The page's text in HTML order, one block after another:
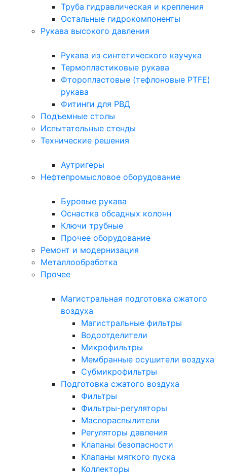
Труба гидравлическая и крепления
Остальные гидрокомпоненты
Рукава высокого давления
Рукава из синтетического каучука
Термопластиковые рукава
Фторопластовые (тефлоновые PTFE)
рукава
Фитинги для РВД
Подъемные столы
Испытательные стенды
Технические решения
Аутригеры
Нефтепромысловое оборудование
Буровые рукава
Оснастка обсадных колонн
Ключи трубные
Прочее оборудование
Ремонт и модернизация
Металлообработка
Прочее
Магистральная подготовка сжатого
воздуха
Магистральные фильтры
Водоотделители
Микрофильтры
Мембранные осушители воздуха
Субмикрофильтры
Подготовка сжатого воздуха
Фильтры
Фильтры-регуляторы
Маслораспылители
Регуляторы давления
Клапаны безопасности
Клапаны мягкого пуска
Коллекторы